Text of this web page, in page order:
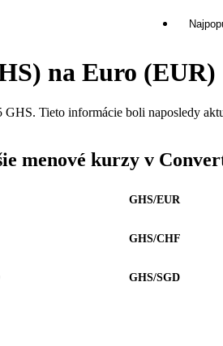
na Euro (EUR)
Tieto informácie boli naposledy
menové kurzy v
GHS/EUR
GHS/CHF
GHS/SGD